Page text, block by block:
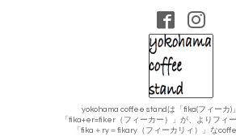
yokohama coffee standは「fika(フィーカ)
「fika+er=fiker（フィーカー）」が、よりフィ
「fika＋ry＝fikary（フィーカリィ）」な